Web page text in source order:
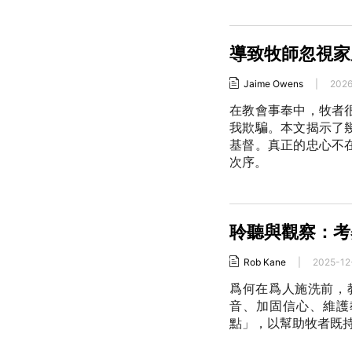
導致牧師忽視
Jaime Owens
在教會事奉中，牧者
我欺騙。本文揭示了
基督。真正的忠心不
次序。
聆聽與觀察：
Rob Kane 2025-
爲何在爲人施洗前
音、加固信心、維
點」，以幫助牧者既